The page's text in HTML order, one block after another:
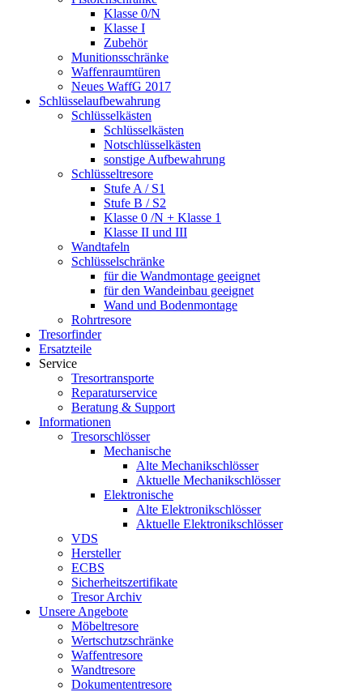
Klasse 0/N
Klasse I
Zubehör
Munitionsschränke
Waffenraumtüren
Neues WaffG 2017
Schlüsselaufbewahrung
Schlüsselkästen
Schlüsselkästen
Notschlüsselkästen
sonstige Aufbewahrung
Schlüsseltresore
Stufe A / S1
Stufe B / S2
Klasse 0 /N + Klasse 1
Klasse II und III
Wandtafeln
Schlüsselschränke
für die Wandmontage geeignet
für den Wandeinbau geeignet
Wand und Bodenmontage
Rohrtresore
Tresorfinder
Ersatzteile
Service
Tresortransporte
Reparaturservice
Beratung & Support
Informationen
Tresorschlösser
Mechanische
Alte Mechanikschlösser
Aktuelle Mechanikschlösser
Elektronische
Alte Elektronikschlösser
Aktuelle Elektronikschlösser
VDS
Hersteller
ECBS
Sicherheitszertifikate
Tresor Archiv
Unsere Angebote
Möbeltresore
Wertschutzschränke
Waffentresore
Wandtresore
Dokumententresore